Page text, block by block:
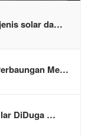
solar da…
Me…
DiDuga …